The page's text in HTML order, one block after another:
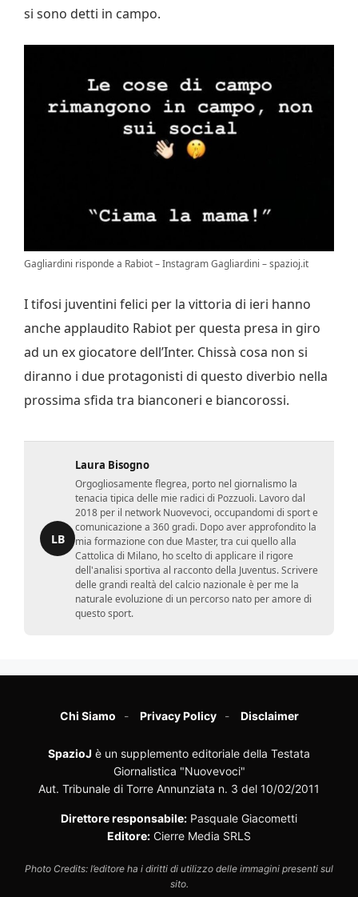
si sono detti in campo.
Gagliardini risponde a Rabiot – Instagram Gagliardini – spazioj.it
I tifosi juventini felici per la vittoria di ieri hanno
anche applaudito Rabiot per questa presa in giro
ad un ex giocatore dell’Inter. Chissà cosa non si
diranno i due protagonisti di questo diverbio nella
prossima sfida tra bianconeri e biancorossi.
LB
Laura Bisogno
Orgogliosamente flegrea, porto nel giornalismo la
tenacia tipica delle mie radici di Pozzuoli. Lavoro dal
2018 per il network Nuovevoci, occupandomi di sport e
comunicazione a 360 gradi. Dopo aver approfondito la
mia formazione con due Master, tra cui quello alla
Cattolica di Milano, ho scelto di applicare il rigore
dell'analisi sportiva al racconto della Juventus. Scrivere
delle grandi realtà del calcio nazionale è per me la
naturale evoluzione di un percorso nato per amore di
questo sport.
Chi Siamo Privacy Policy Disclaimer
SpazioJ è un supplemento editoriale della Testata
Giornalistica "Nuovevoci"
Aut. Tribunale di Torre Annunziata n. 3 del 10/02/2011
Direttore responsabile: Pasquale Giacometti
Editore: Cierre Media SRLS
Photo Credits: l’editore ha i diritti di utilizzo delle immagini presenti sul
sito.